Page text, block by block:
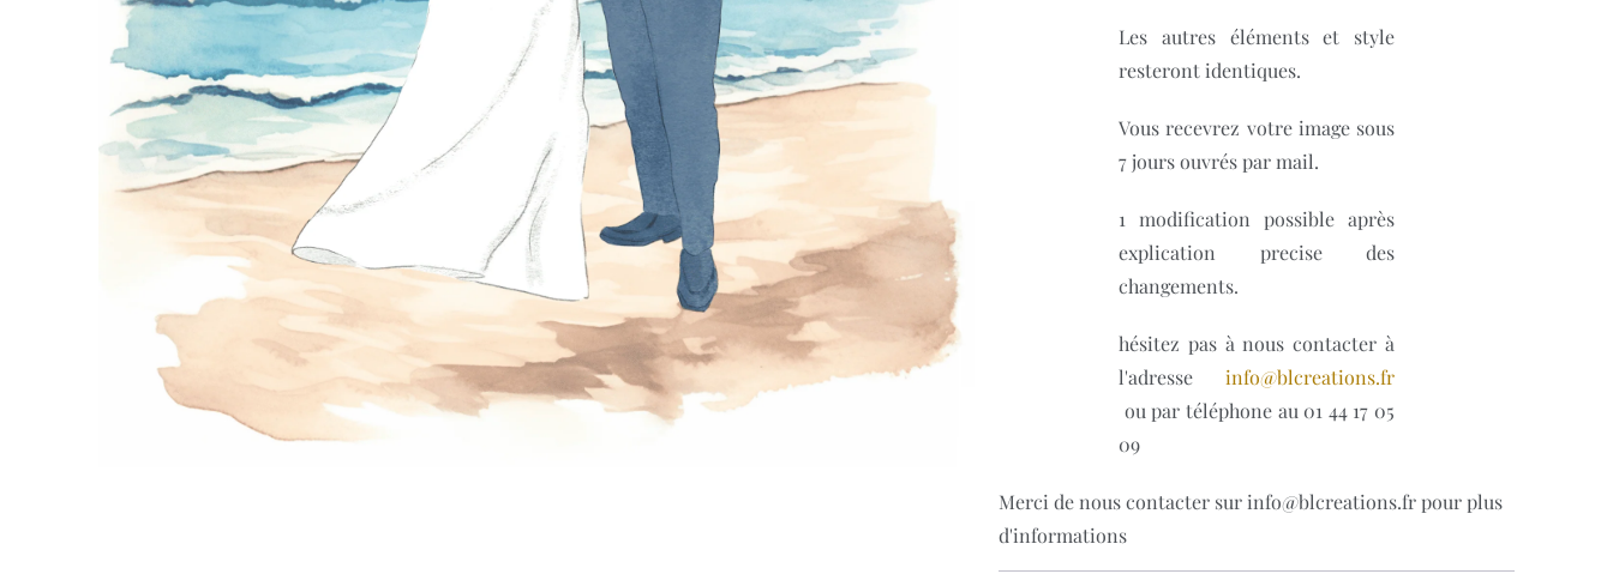
Les autres éléments et style
resteront identiques.
Vous recevrez votre image sous
7 jours ouvrés par mail.
1 modification possible après
explication precise des
changements.
hésitez pas à nous contacter à
l'adresse info@blcreations.fr
ou par téléphone au 01 44 17 05
09
Merci de nous contacter sur info@blcreations.fr pour plus
d'informations